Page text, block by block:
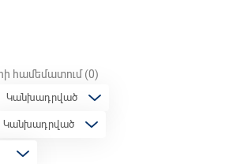
համեմատում(0)